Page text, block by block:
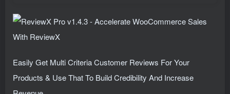
Easily Get Multi Criteria Customer Reviews For Your
Products & Use That To Build Credibility And Increase